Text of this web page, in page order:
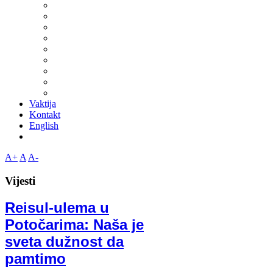
Vaktija
Kontakt
English
A+ A A-
Vijesti
Reisul-ulema u
Potočarima: Naša je
sveta dužnost da
pamtimo